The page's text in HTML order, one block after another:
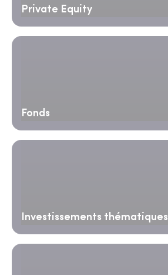
Private Equity
Fonds
Investissements thématiques